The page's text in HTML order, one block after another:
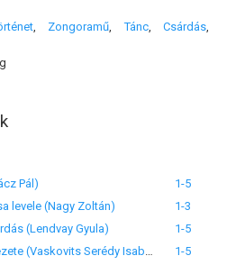
, Zongoramű ,Tánc, Csárdás
Pál)
1-5
levele (Nagy Zoltán)
1-3
(Lendvay Gyula)
1-5
1-5